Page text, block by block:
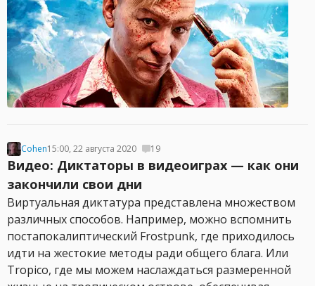
Cohen15:00, 22 августа 2020 19
Видео: Диктаторы в видеоиграх — как они
закончили свои дни
Виртуальная диктатура представлена множеством
различных способов. Например, можно вспомнить
постапокалиптический Frostpunk, где приходилось
идти на жестокие методы ради общего блага. Или
Tropico, где мы можем наслаждаться размеренной